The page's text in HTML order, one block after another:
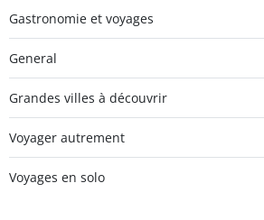
Gastronomie et voyages
General
Grandes villes à découvrir
Voyager autrement
Voyages en solo